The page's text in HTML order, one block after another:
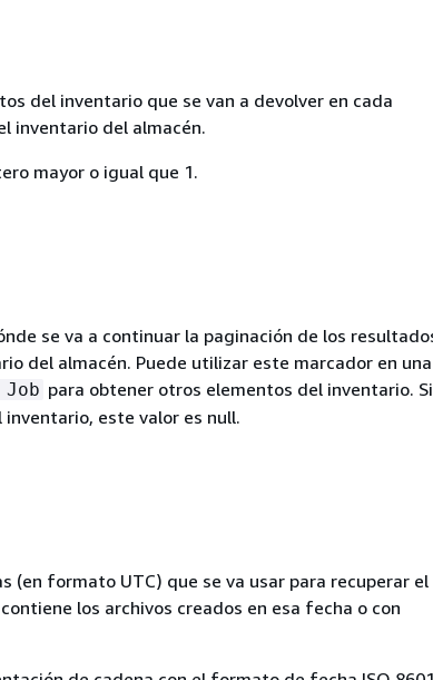
del inventario que se van a devolver en cada
inventario del almacén.
mayor o igual que 1.
se va a continuar la paginación de los
del almacén. Puede utilizar este marcador en una
para obtener otros elementos del inventario. Si
este valor es null.
(en formato UTC) que se va usar para recuperar el
los archivos creados en esa fecha o con